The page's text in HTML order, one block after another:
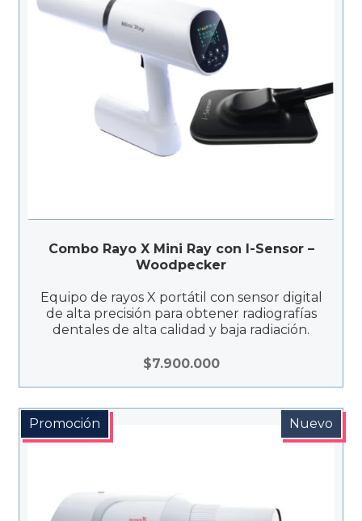
Combo Rayo X Mini Ray con I-Sensor –
Woodpecker
Equipo de rayos X portátil con sensor digital
de alta precisión para obtener radiografías
dentales de alta calidad y baja radiación.
$7.900.000
Nuevo
Promoción